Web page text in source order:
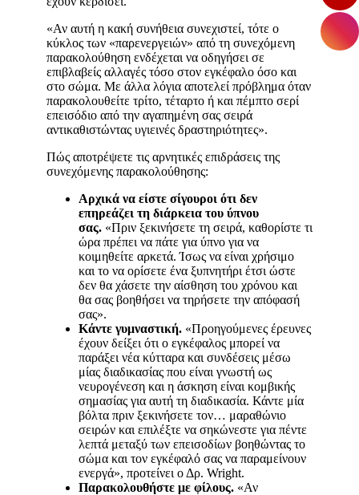
«Αν αυτή η κακή συνήθεια συνεχιστεί, τότε ο
κύκλος των «παρενεργειών» από τη συνεχόμενη
παρακολούθηση ενδέχεται να οδηγήσει σε
επιβλαβείς αλλαγές τόσο στον εγκέφαλο όσο και
στο σώμα. Με άλλα λόγια αποτελεί πρόβλημα όταν
παρακολουθείτε τρίτο, τέταρτο ή και πέμπτο σερί
επεισόδιο από την αγαπημένη σας σειρά
αντικαθιστώντας υγιεινές δραστηριότητες».
Πώς αποτρέψετε τις αρνητικές επιδράσεις της
συνεχόμενης παρακολούθησης:
Αρχικά να είστε σίγουροι ότι δεν
επηρεάζει τη διάρκεια του ύπνου
σας. «Πριν ξεκινήσετε τη σειρά, καθορίστε τι
ώρα πρέπει να πάτε για ύπνο για να
κοιμηθείτε αρκετά. Ίσως να είναι χρήσιμο
και το να ορίσετε ένα ξυπνητήρι έτσι ώστε
δεν θα χάσετε την αίσθηση του χρόνου και
θα σας βοηθήσει να τηρήσετε την απόφασή
σας».
Κάντε γυμναστική. «Προηγούμενες έρευνες
έχουν δείξει ότι ο εγκέφαλος μπορεί να
παράξει νέα κύτταρα και συνδέσεις μέσω
μίας διαδικασίας που είναι γνωστή ως
νευρογένεση και η άσκηση είναι κομβικής
σημασίας για αυτή τη διαδικασία. Κάντε μία
βόλτα πριν ξεκινήσετε τον… μαραθώνιο
σειρών και επιλέξτε να σηκώνεστε για πέντε
λεπτά μεταξύ των επεισοδίων βοηθώντας το
σώμα και τον εγκέφαλό σας να παραμείνουν
ενεργά», προτείνει ο Δρ. Wright.
Παρακολουθήστε με φίλους. «Αν